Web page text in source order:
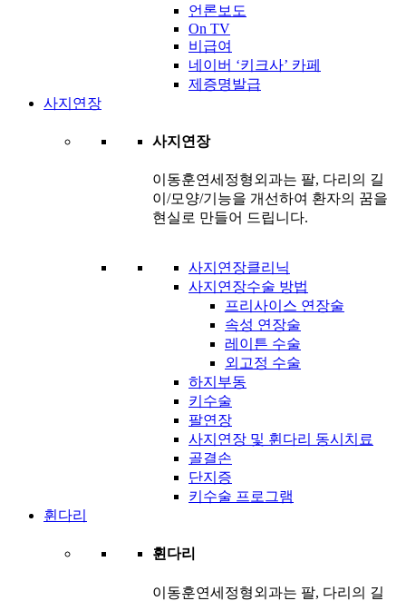
언론보도
On TV
비급여
네이버 ‘키크사’ 카페
제증명발급
사지연장
사지연장
이동훈연세정형외과는 팔, 다리의 길
이/모양/기능을 개선하여 환자의 꿈을
현실로 만들어 드립니다.
사지연장클리닉
사지연장수술 방법
프리사이스 연장술
속성 연장술
레이튼 수술
외고정 수술
하지부동
키수술
팔연장
사지연장 및 휜다리 동시치료
골결손
단지증
키수술 프로그램
휜다리
휜다리
이동훈연세정형외과는 팔, 다리의 길